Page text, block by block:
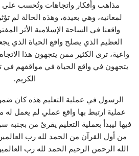
مذاهب وأفكار واتجاهات وتُحسب على
لمعانيه، وهي بعيدة، وهذه الحالة لم
واقعنا في الساحة الإسلامية الأثر
العظيم الذي يصلح واقع الحياة الذي
واعية، ترى الكثير ممن يتجهون هذا
يتجهون في واقع الحياة في مواقفهم في
الكريم.
الرسول في عملية التعليم هذه كان
عملية ارتبط بها واقع عملي لم يعمل له
فيها ليبدأ بعملية التعليم يقرئ من
من أول القرآن من الحمد لله رب
الله الرحمن الرحيم الحمد لله رب